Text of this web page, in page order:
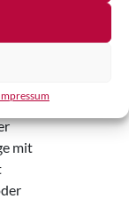
oder
mit